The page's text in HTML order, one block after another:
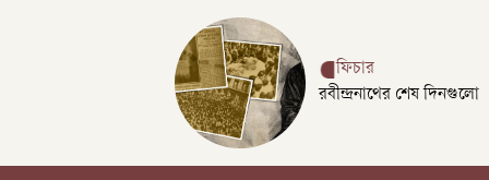
ফিচার
রবীন্দ্রনাথের শেষ দিনগুলো